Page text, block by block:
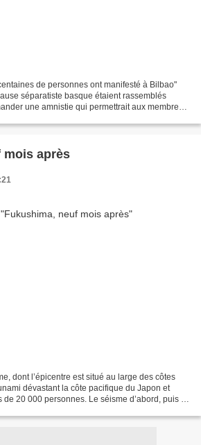
de personnes ont manifesté à Bilbao"
séparatiste basque étaient rassemblés
une amnistie qui permettrait aux membres
mois après
dont l’épicentre est situé au large des côtes
dévastant la côte pacifique du Japon et
20 000 personnes. Le séisme d’abord, puis le